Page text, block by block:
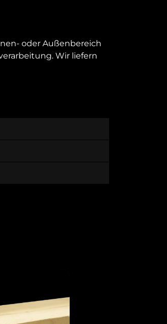
oder Außenbereich
Wir liefern